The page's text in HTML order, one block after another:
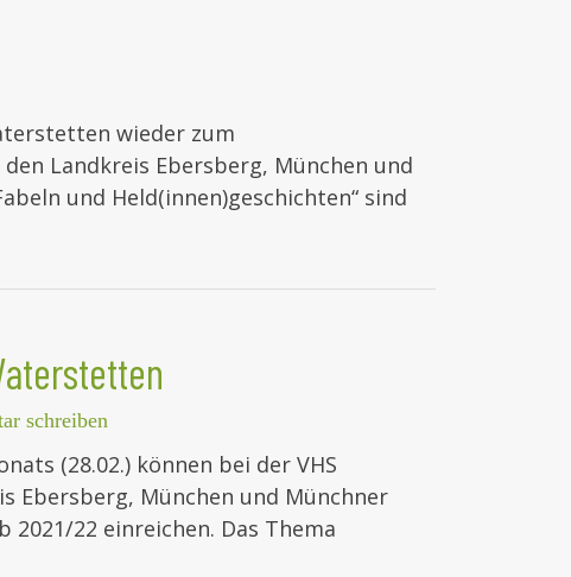
wieder zum
Landkreis Ebersberg, München und
und Held(innen)geschichten“ sind
schreiben
(28.02.) können bei der VHS
Ebersberg, München und Münchner
22 einreichen. Das Thema